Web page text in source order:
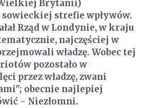
Brytanii)
strefie wpływów.
Rząd w Londynie, w kraju
najczęściej w
władzę. Wobec tej
pozostało w
przez władzę, zwani
obecnie najlepiej
- Niezłomni.